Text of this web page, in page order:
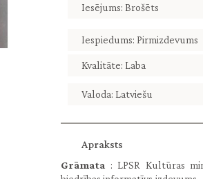
Iesējums: Brošēts
Iespiedums: Pirmizdevums
Kvalitāte: Laba
Valoda: Latviešu
Apraksts
Grāmata : LPSR Kultūras